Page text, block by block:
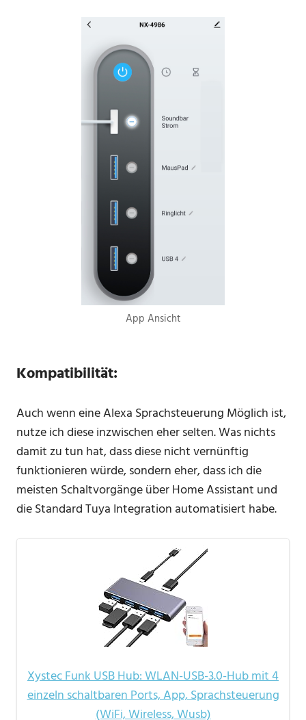
App Ansicht
Kompatibilität:
Auch wenn eine Alexa Sprachsteuerung Möglich ist,
nutze ich diese inzwischen eher selten. Was nichts
damit zu tun hat, dass diese nicht vernünftig
funktionieren würde, sondern eher, dass ich die
meisten Schaltvorgänge über Home Assistant und
die Standard Tuya Integration automatisiert habe.
Xystec Funk USB Hub: WLAN-USB-3.0-Hub mit 4
einzeln schaltbaren Ports, App, Sprachsteuerung
(WiFi, Wireless, Wusb)